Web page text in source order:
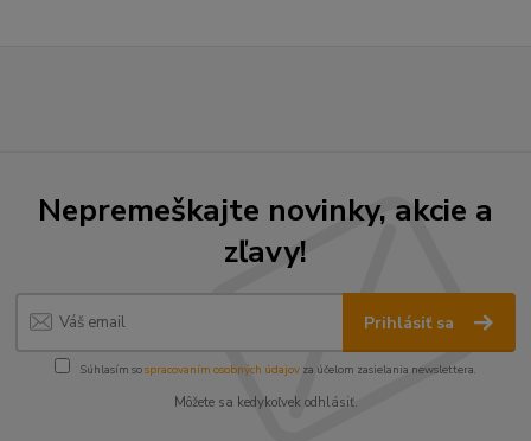
Nepremeškajte novinky, akcie a
zľavy!
Prihlásiť sa
Súhlasím sospracovaním osobných údajov za účelom zasielania newslettera.
Môžete sa kedykoľvek odhlásiť.